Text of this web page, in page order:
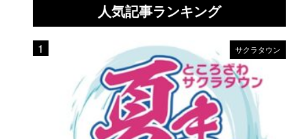
人気記事ランキング
サクラタウン